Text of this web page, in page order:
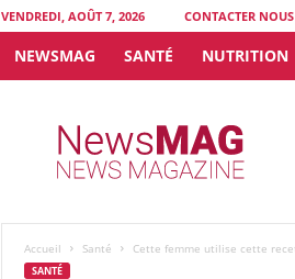
VENDREDI, AOÛT 7, 2026 CONTACTER NOUS
NEWSMAG SANTÉ NUTRITION
Accueil Santé Cette femme utilise cette
SANTÉ